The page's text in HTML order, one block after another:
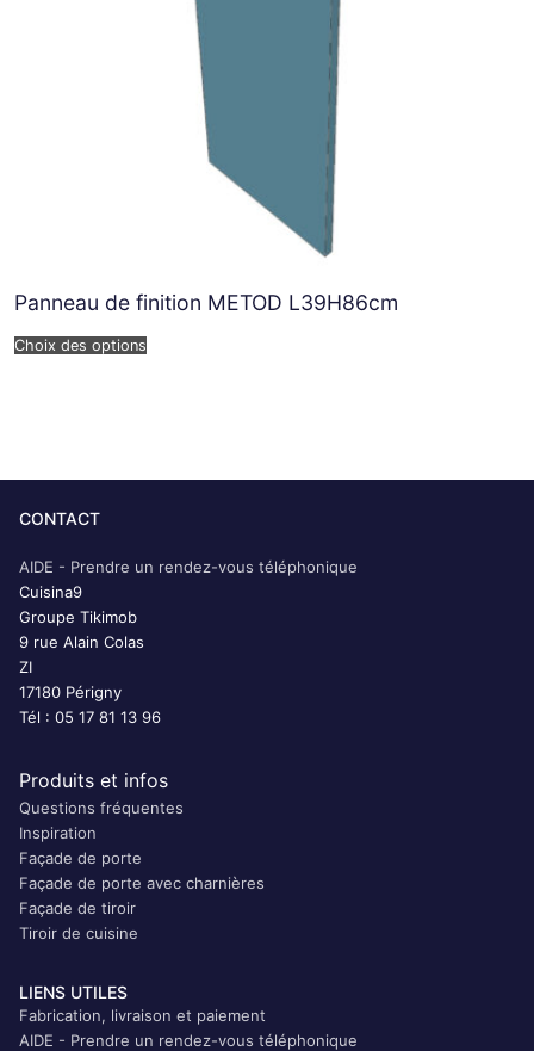
Panneau de finition METOD L39H86cm
Choix des options
CONTACT
AIDE - Prendre un rendez-vous téléphonique
Cuisina9
Groupe Tikimob
9 rue Alain Colas
ZI
17180 Périgny
Tél : 05 17 81 13 96
Produits et infos
Questions fréquentes
Inspiration
Façade de porte
Façade de porte avec charnières
Façade de tiroir
Tiroir de cuisine
LIENS UTILES
Fabrication, livraison et paiement
AIDE - Prendre un rendez-vous téléphonique